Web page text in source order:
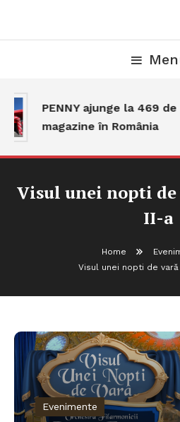
PENNY ajunge la 469 de
magazine în România
Visul unei nopti
II-a
Home
Visul unei nopti de
Evenimente